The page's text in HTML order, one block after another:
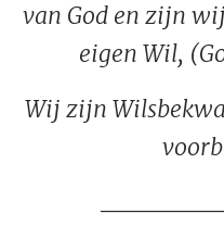
van God en zijn
eigen Wil,
Wij zijn